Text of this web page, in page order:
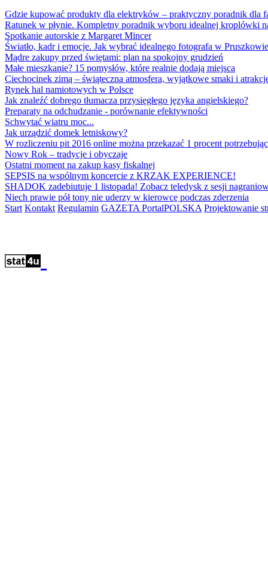
Gdzie kupować produkty dla elektryków – praktyczny poradnik dla
Ratunek w płynie. Kompletny poradnik wyboru idealnej kroplówki
Spotkanie autorskie z Margaret Mincer
Światło, kadr i emocje. Jak wybrać idealnego fotografa w
Mądre zakupy przed świętami: plan na spokojny grudzień
Małe mieszkanie? 15 pomysłów, które realnie dodają miejsca
Ciechocinek zimą – świąteczna atmosfera, wyjątkowe smaki i
Rynek hal namiotowych w Polsce
Jak znaleźć dobrego tłumacza przysięgłego języka angielskiego?
Preparaty na odchudzanie - porównanie efektywności
Schwytać wiatru moc...
Jak urządzić domek letniskowy?
W rozliczeniu pit 2016 online można przekazać 1 procent
Nowy Rok – tradycje i obyczaje
Ostatni moment na zakup kasy fiskalnej
SEPSIS na wspólnym koncercie z KRZAK EXPERIENCE!
SHADOK zadebiutuje 1 listopada! Zobacz teledysk z sesji
Niech prawie pół tony nie uderzy w kierowcę podczas zderzenia
Start Kontakt Regulamin GAZETA PortalPOLSKA Projektowanie